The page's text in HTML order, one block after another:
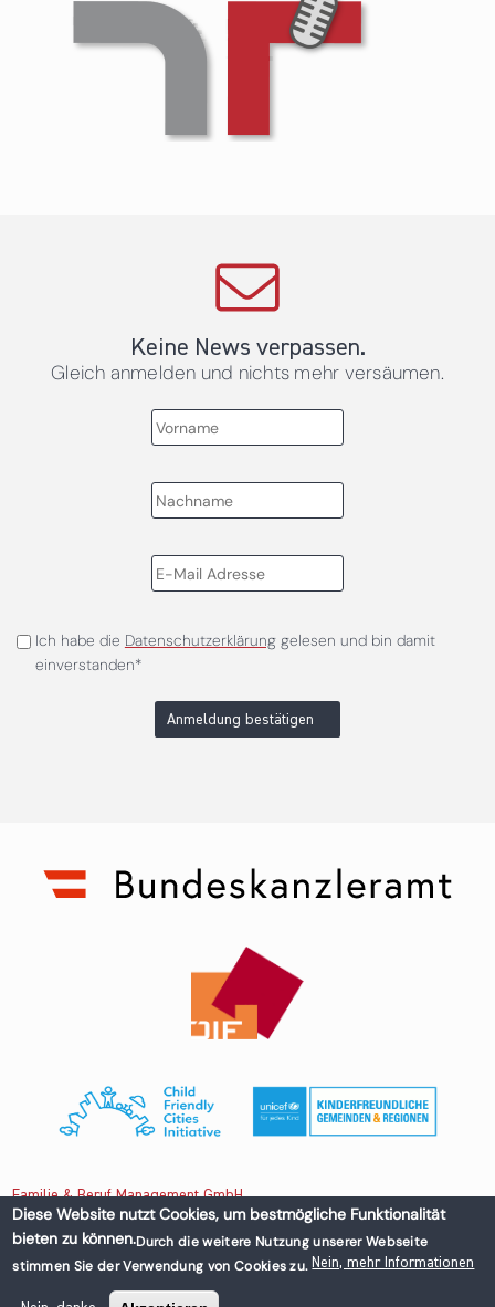
Keine News verpassen.
Gleich anmelden und nichts mehr versäumen.
Ich habe die Datenschutzerklärunggelesen und bin damit
einverstanden*
Anmeldung bestätigen
Familie & Beruf Management GmbH
Untere Donaustraße 13-15/3 1020 Wien, Austria
+43 1 218 50 70
office@familieundberuf.at
Diese Website nutzt Cookies, um bestmögliche Funktionalität
bieten zu können.Durch die weitere Nutzung unserer Webseite
stimmen Sie der Verwendung von Cookies zu. Nein, mehr Informationen